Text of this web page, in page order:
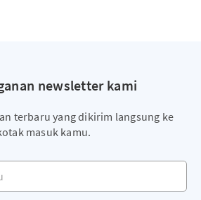
newsletter kami
terbaru yang dikirim langsung ke
masuk kamu.